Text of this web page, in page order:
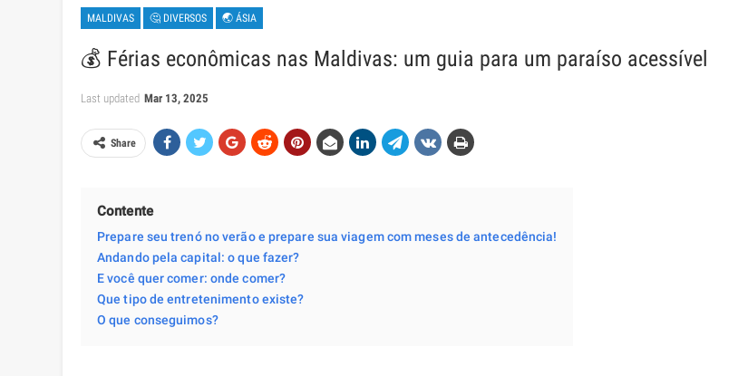
MALDIVAS 🤔 DIVERSOS 🌏 ÁSIA
💰 Férias econômicas nas Maldivas: um guia para um paraíso acessível
Last updated Mar 13, 2025
Share
Contente
Prepare seu trenó no verão e prepare sua viagem com meses de antecedência!
Andando pela capital: o que fazer?
E você quer comer: onde comer?
Que tipo de entretenimento existe?
O que conseguimos?